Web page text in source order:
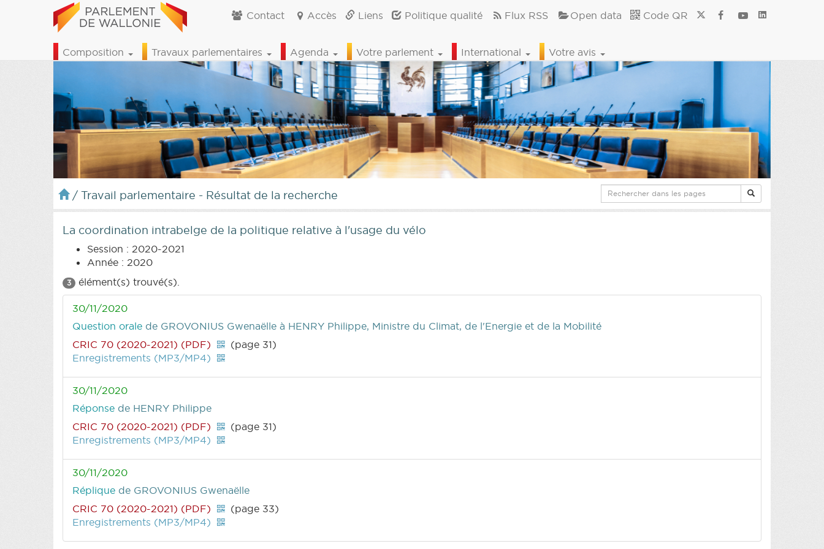
Contact Accès Liens Politique qualité Flux RSS Open data Code QR
Composition Travaux parlementaires Agenda Votre parlement International Votre avis
/ Travail parlementaire - Résultat de la recherche
La coordination intrabelge de la politique relative à l'usage du vélo
Session : 2020-2021
Année : 2020
3 élément(s) trouvé(s).
30/11/2020
Question orale de GROVONIUS Gwenaëlle à HENRY Philippe, Ministre du Climat, de l'Energie et de la Mobilité
CRIC 70 (2020-2021) (PDF)
(page 31)
Enregistrements (MP3/MP4)
30/11/2020
Réponse de HENRY Philippe
CRIC 70 (2020-2021) (PDF)
(page 31)
Enregistrements (MP3/MP4)
30/11/2020
Réplique de GROVONIUS Gwenaëlle
CRIC 70 (2020-2021) (PDF)
(page 33)
Enregistrements (MP3/MP4)